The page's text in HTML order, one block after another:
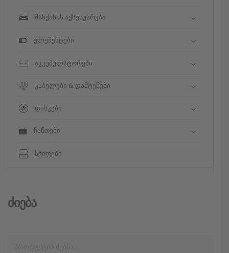
მანქანის აქსესუარები
ელემენტები
აკკუმულატორები
კაბელები & დამტენები
დისკები
ჩანთები
სეიფები
Ძიება